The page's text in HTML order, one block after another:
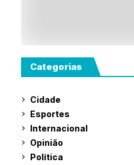
Categorias
Cidade
Esportes
Internacional
Opinião
Política